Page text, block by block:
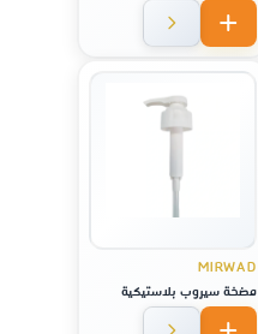
MIRWAD
مضخة سيروب بلاستيكية